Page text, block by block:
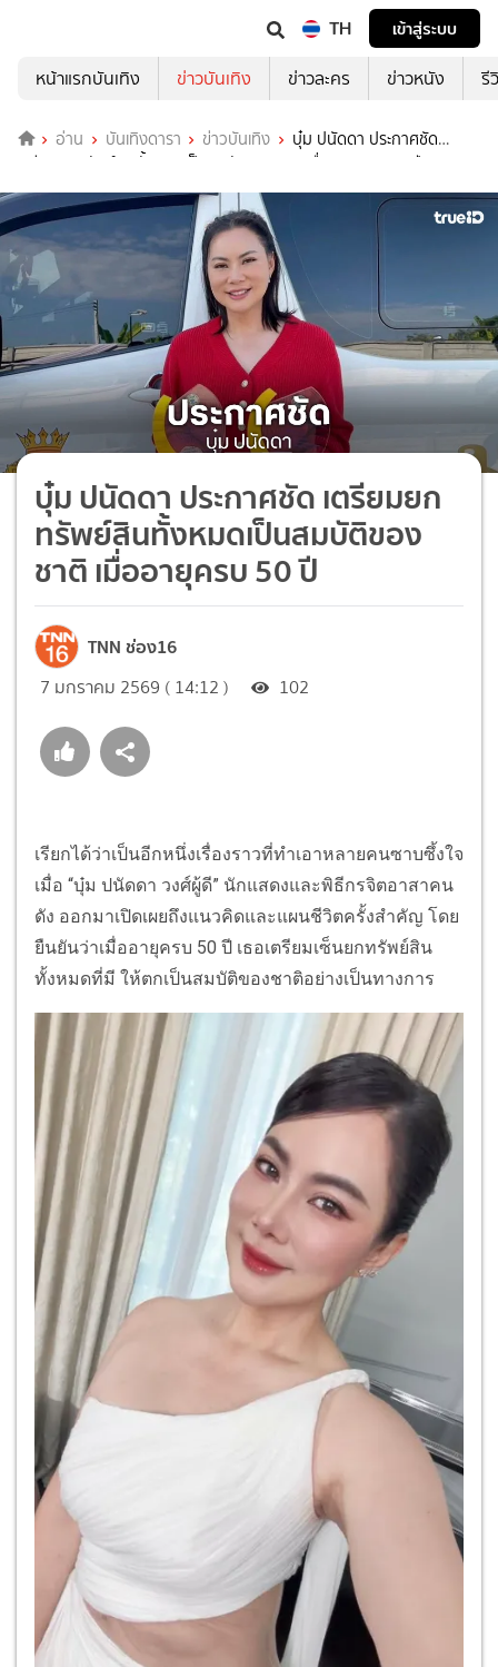
TH
เข้าสู่ระบบ
หน้าแรกบันเทิง
ข่าวบันเทิง ข่าวละคร ข่าวหนัง รี
อ่าน บันเทิงดารา ข่าวบันเทิง
บุ๋ม ปนัดดา ประกาศชัด
เตรียมยกทรัพย์สินทั้งหมดเป็นสมบัติของชาติ เมื่ออายุครบ 50 ปี
บุ๋ม ปนัดดา ประกาศชัด เตรียมยก
ทรัพย์สินทั้งหมดเป็นสมบัติของ
ชาติ เมื่ออายุครบ 50 ปี
TNN ช่อง16
7 มกราคม 2569 ( 14:12 ) 102
เรียกได้ว่าเป็นอีกหนึ่งเรื่องราวที่ทำเอาหลายคนซาบซึ้งใจ
เมื่อ “บุ๋ม ปนัดดา วงศ์ผู้ดี” นักแสดงและพิธีกรจิตอาสาคน
ดัง ออกมาเปิดเผยถึงแนวคิดและแผนชีวิตครั้งสำคัญ โดย
ยืนยันว่าเมื่ออายุครบ 50 ปี เธอเตรียมเซ็นยกทรัพย์สิน
ทั้งหมดที่มี ให้ตกเป็นสมบัติของชาติอย่างเป็นทางการ